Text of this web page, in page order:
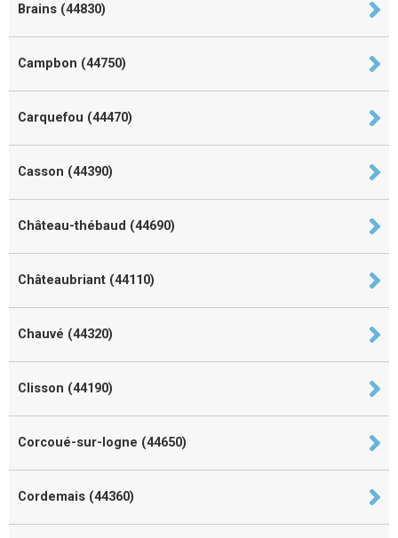
Brains (44830)
Campbon (44750)
Carquefou (44470)
Casson (44390)
Château-thébaud (44690)
Châteaubriant (44110)
Chauvé (44320)
Clisson (44190)
Corcoué-sur-logne (44650)
Cordemais (44360)